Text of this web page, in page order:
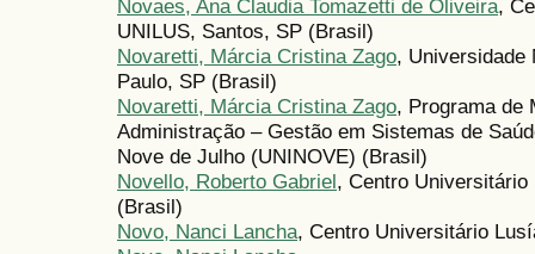
Novaes, Ana Claudia Tomazetti de Oliveira,
UNILUS, Santos, SP (Brasil)
Novaretti, Márcia Cristina Zago, Universidade
Paulo, SP (Brasil)
Novaretti, Márcia Cristina Zago, Programa de
Administração – Gestão em Sistemas de
Nove de Julho (UNINOVE) (Brasil)
Novello, Roberto Gabriel, Centro
(Brasil)
Novo, Nanci Lancha, Centro Universitário